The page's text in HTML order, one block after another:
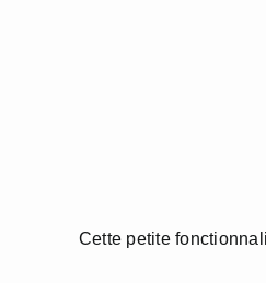
Cette petite